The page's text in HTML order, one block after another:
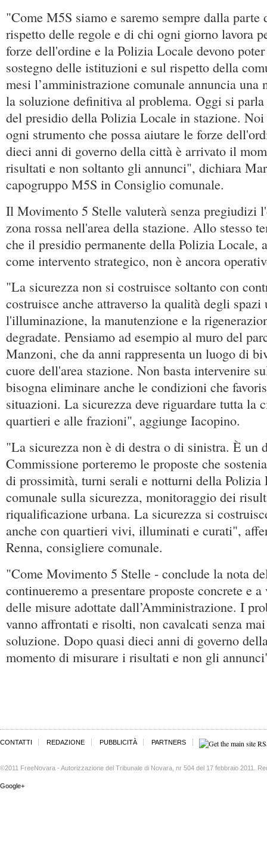
"Come M5S siamo e saremo sempre dalla
rispetto delle regole e di chi ogni giorno lavora
forze dell'ordine e la Polizia Locale devono
sostegno delle istituzioni e sul rispetto della
mesi l’amministrazione comunale annuncia una
la soluzione definitiva al problema. Oggi si
del presidio della Polizia Locale in stazione.
ogni strumento che possa aiutare le forze
dieci anni di governo della città è arrivato il
risultati e non soltanto gli annunci", dichiara
capogruppo M5S in Consiglio comunale.
Il Movimento 5 Stelle valuterà senza pregiudizi
zona rossa nell'area della stazione. Allo stesso
che il presidio permanente della Polizia Locale,
come intervento strategico, non è ancora
"La sicurezza non si costruisce soltanto con
costruisce anche attraverso la qualità degli spazi
l'illuminazione, la manutenzione e la
degradate. Pensiamo ad esempio al muro del
Manzoni, che da anni rappresenta un luogo di
cuore dell'area stazione. Non basta intervenire
bisogna eliminare anche le condizioni che
situazioni. La sicurezza deve riguardare tutta la
quartieri e alle frazioni", aggiunge Iacopino.
"La sicurezza non è di destra o di sinistra. È
Commissione porteremo le proposte che
di prossimità, turni serali e notturni della Polizia
comunale sulla sicurezza, monitoraggio dei
riqualificazione urbana. La sicurezza si
anche con quartieri vivi, illuminati e curati",
Renna, consigliere comunale.
"Come Movimento 5 Stelle - conclude la nota
continueremo a presentare proposte concrete e
delle misure adottate dall’Amministrazione. I
vanno affrontati e risolti, non cavalcati senza
soluzione. Dopo quasi dieci anni di governo
momento di misurare i risultati e non gli
CONTATTI REDAZIONE PUBBLICITÀ PARTNERS
©2011 FreeNovara - Autorizzazione del Tribunale di Novara, nr 504 del 17 febbraio 2011.
Google+